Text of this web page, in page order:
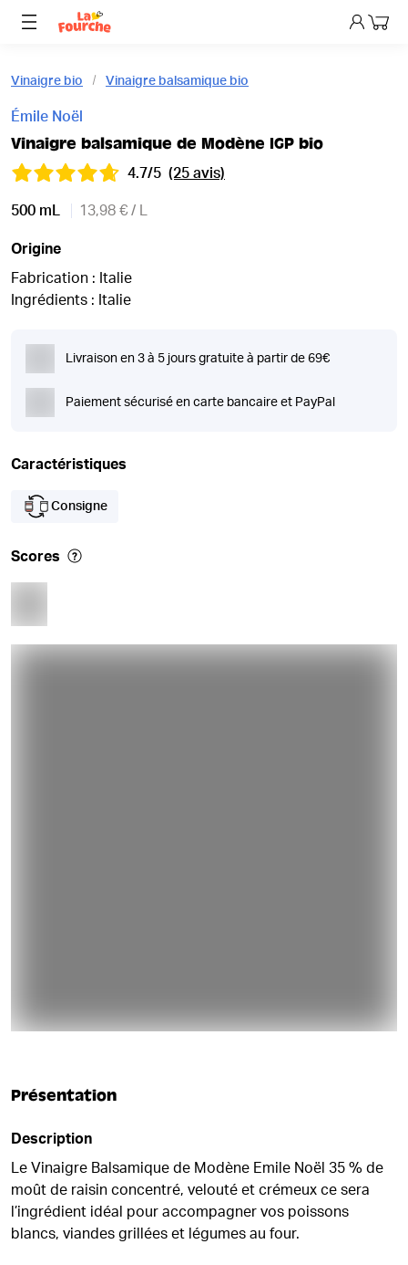
Mon
Vinaigre bio Vinaigre balsamique bio
Émile Noël
Vinaigre balsamique de Modène IGP bio
4.7/5 (25 avis)
500 mL 13,98 € / L
Origine
Fabrication : Italie
Ingrédients : Italie
Livraison en 3 à 5 jours gratuite à partir de 69€
Paiement sécurisé en carte bancaire et PayPal
Caractéristiques
Consigne
Scores
Présentation
Description
Le Vinaigre Balsamique de Modène Emile Noël 35 % de
moût de raisin concentré, velouté et crémeux ce sera
l’ingrédient idéal pour accompagner vos poissons
blancs, viandes grillées et légumes au four.